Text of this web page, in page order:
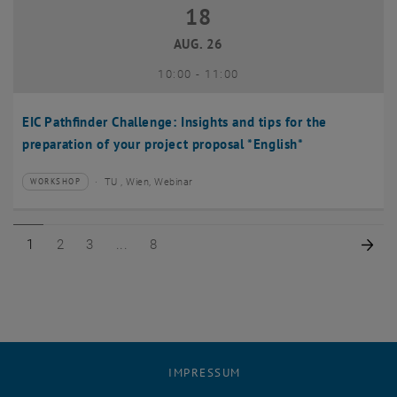
EIC Pathfinder Challenge: Insights and tips for the
preparation of your project proposal *English*
18 August 2026
18
AUG. 26
10:00- bis
11:00
Veranstaltungstyp:
WORKSHOP
Veranstaltungsort:TU , Wien, Webinar
Seite 1 von 8
1 Seite 2 von 8
2 Seite 3 von 8
3 Seite 8 von 8
8
IMPRESSUM